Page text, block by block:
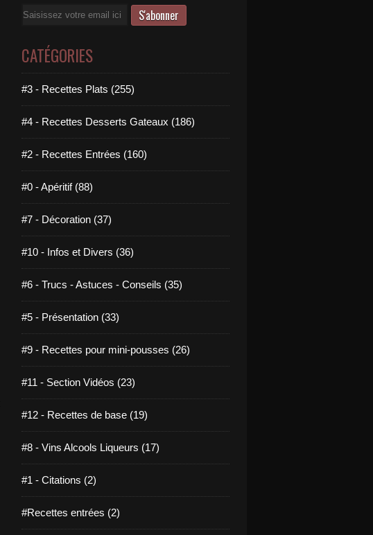
Email
CATÉGORIES
#3 - Recettes Plats (255)
#4 - Recettes Desserts Gateaux (186)
#2 - Recettes Entrées (160)
#0 - Apéritif (88)
#7 - Décoration (37)
#10 - Infos et Divers (36)
#6 - Trucs - Astuces - Conseils (35)
#5 - Présentation (33)
#9 - Recettes pour mini-pousses (26)
#11 - Section Vidéos (23)
#12 - Recettes de base (19)
#8 - Vins Alcools Liqueurs (17)
#1 - Citations (2)
#Recettes entrées (2)